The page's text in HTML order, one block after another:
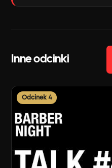
Inne odcinki
Odcinek 4